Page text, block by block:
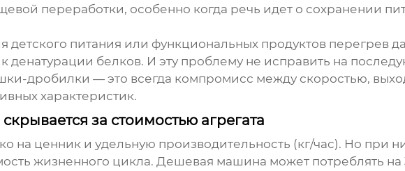
переработки, особенно когда речь идет о сохранении
питания или функциональных продуктов перегрев
денатурации белков. И эту проблему не исправить на
дробилки — это всегда компромисс между скоростью,
характеристик.
за стоимостью агрегата
на ценник и удельную производительность (кг/час). Но при
жизненного цикла. Дешевая машина может потреблять